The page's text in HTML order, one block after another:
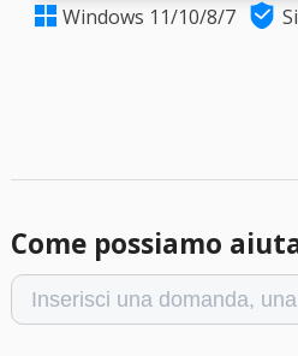
 Windows 11/10/8/7 
Come possiamo